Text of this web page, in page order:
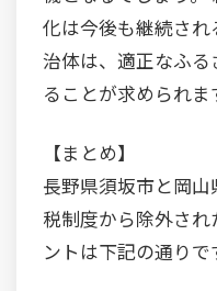
化は今後も継続さ
治体は、適正なふ
ることが求められま
【まとめ】
長野県須坂市と岡
税制度から除外さ
ントは下記の通りで